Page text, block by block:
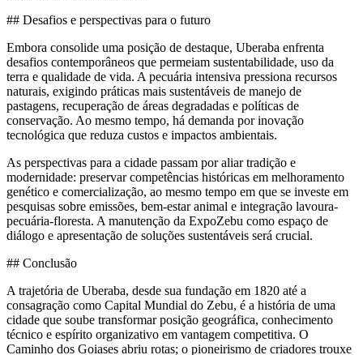
## Desafios e perspectivas para o futuro
Embora consolide uma posição de destaque, Uberaba enfrenta
desafios contemporâneos que permeiam sustentabilidade, uso da
terra e qualidade de vida. A pecuária intensiva pressiona recursos
naturais, exigindo práticas mais sustentáveis de manejo de
pastagens, recuperação de áreas degradadas e políticas de
conservação. Ao mesmo tempo, há demanda por inovação
tecnológica que reduza custos e impactos ambientais.
As perspectivas para a cidade passam por aliar tradição e
modernidade: preservar competências históricas em melhoramento
genético e comercialização, ao mesmo tempo em que se investe em
pesquisas sobre emissões, bem-estar animal e integração lavoura-
pecuária-floresta. A manutenção da ExpoZebu como espaço de
diálogo e apresentação de soluções sustentáveis será crucial.
## Conclusão
A trajetória de Uberaba, desde sua fundação em 1820 até a
consagração como Capital Mundial do Zebu, é a história de uma
cidade que soube transformar posição geográfica, conhecimento
técnico e espírito organizativo em vantagem competitiva. O
Caminho dos Goiases abriu rotas; o pioneirismo de criadores trouxe